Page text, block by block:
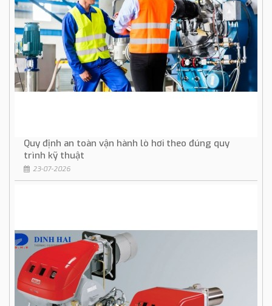
Quy định an toàn vận hành lò hơi theo đúng quy
trình kỹ thuật
23-07-2026